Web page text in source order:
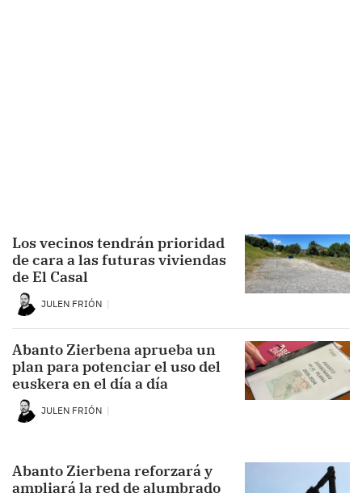
Los vecinos tendrán prioridad
de cara a las futuras viviendas
de El Casal
JULEN FRIÓN
Abanto Zierbena aprueba un
plan para potenciar el uso del
euskera en el día a día
JULEN FRIÓN
Abanto Zierbena reforzará y
ampliará la red de alumbrado